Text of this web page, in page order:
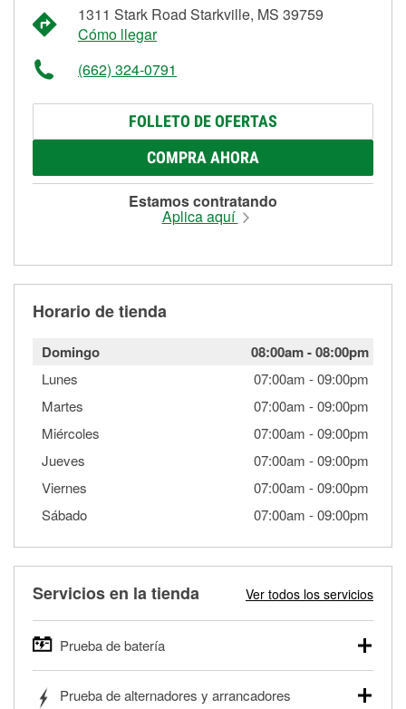
1311 Stark Road Starkville, MS 39759
Cómo llegar
(662) 324-0791
FOLLETO DE OFERTAS
COMPRA AHORA
Estamos contratando
Aplica aquí
Horario de tienda
Domingo 08:00am-08:00pm
Lunes 07:00am -09:00pm
Martes
07:00am -09:00pm
Miércoles
07:00am -09:00pm
Jueves
07:00am -09:00pm
Viernes
07:00am -09:00pm
Sábado
07:00am -09:00pm
Servicios en la tienda Ver todos los servicios
Prueba de batería
autos, camionetas, SUVs, vehículos comerciales y
Prueba de alternadores y arrancadores